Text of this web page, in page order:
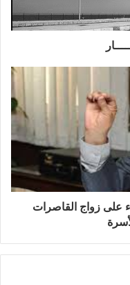
على زواج القاصرات